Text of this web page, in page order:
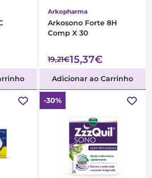
Arkopharma
Arkosono Forte 8H
Comp X 30
19,21€15,37€
Adicionar ao Carrinho
-30%